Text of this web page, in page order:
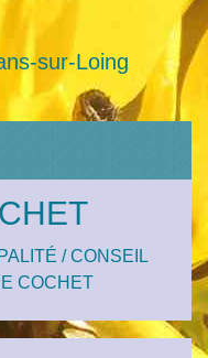
/CONSEIL
COCHET